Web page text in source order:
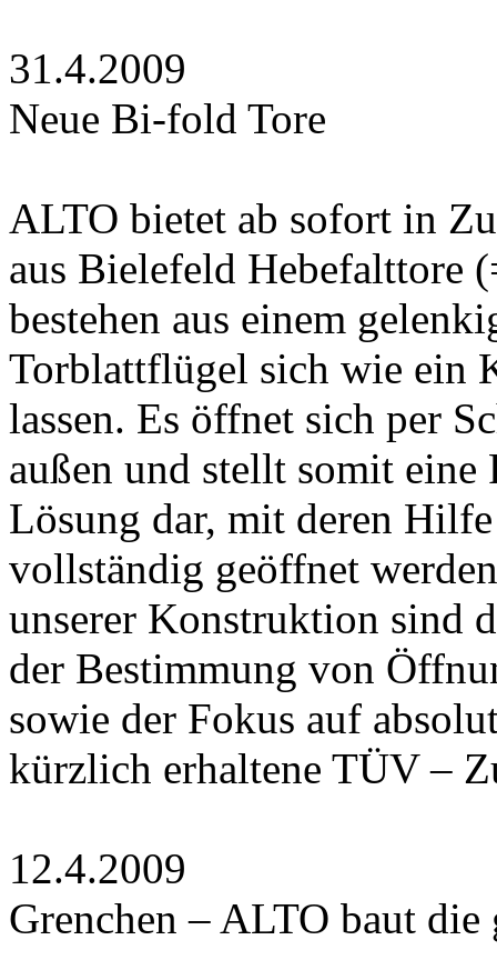
31.4.2009
Neue Bi-fold Tore
ALTO bietet ab sofort in
aus Bielefeld Hebefalttore
bestehen aus einem
Torblattflügel sich wie ein
lassen. Es öffnet sich per
außen und stellt somit eine
Lösung dar, mit deren
vollständig geöffnet
unserer Konstruktion sind
der Bestimmung von
sowie der Fokus auf
kürzlich erhaltene TÜV –
12.4.2009
Grenchen – ALTO baut